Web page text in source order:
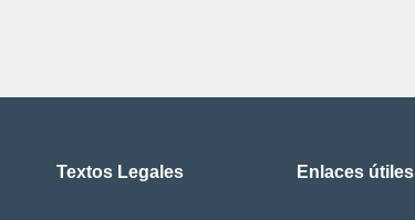
Textos Legales Enlaces útiles